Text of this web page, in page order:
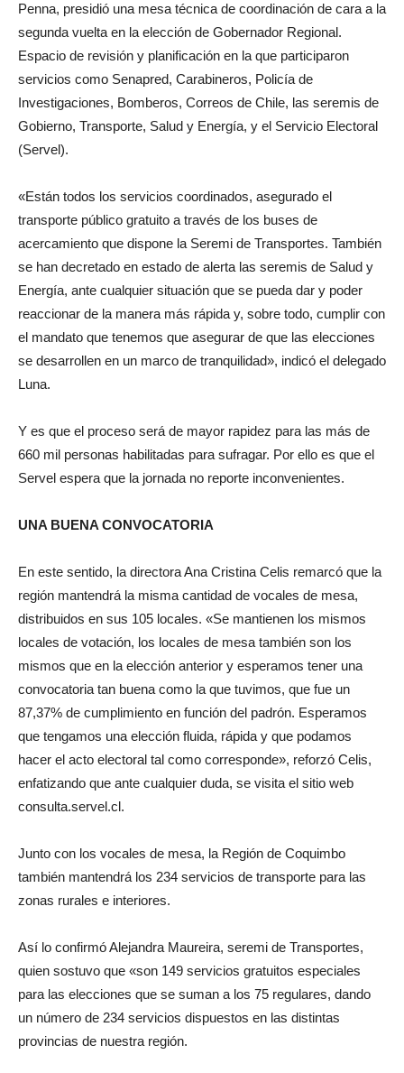
Penna, presidió una mesa técnica de coordinación de cara a la
segunda vuelta en la elección de Gobernador Regional.
Espacio de revisión y planificación en la que participaron
servicios como Senapred, Carabineros, Policía de
Investigaciones, Bomberos, Correos de Chile, las seremis de
Gobierno, Transporte, Salud y Energía, y el Servicio Electoral
(Servel).
«Están todos los servicios coordinados, asegurado el
transporte público gratuito a través de los buses de
acercamiento que dispone la Seremi de Transportes. También
se han decretado en estado de alerta las seremis de Salud y
Energía, ante cualquier situación que se pueda dar y poder
reaccionar de la manera más rápida y, sobre todo, cumplir con
el mandato que tenemos que asegurar de que las elecciones
se desarrollen en un marco de tranquilidad», indicó el delegado
Luna.
Y es que el proceso será de mayor rapidez para las más de
660 mil personas habilitadas para sufragar. Por ello es que el
Servel espera que la jornada no reporte inconvenientes.
UNA BUENA CONVOCATORIA
En este sentido, la directora Ana Cristina Celis remarcó que la
región mantendrá la misma cantidad de vocales de mesa,
distribuidos en sus 105 locales. «Se mantienen los mismos
locales de votación, los locales de mesa también son los
mismos que en la elección anterior y esperamos tener una
convocatoria tan buena como la que tuvimos, que fue un
87,37% de cumplimiento en función del padrón. Esperamos
que tengamos una elección fluida, rápida y que podamos
hacer el acto electoral tal como corresponde», reforzó Celis,
enfatizando que ante cualquier duda, se visita el sitio web
consulta.servel.cl.
Junto con los vocales de mesa, la Región de Coquimbo
también mantendrá los 234 servicios de transporte para las
zonas rurales e interiores.
Así lo confirmó Alejandra Maureira, seremi de Transportes,
quien sostuvo que «son 149 servicios gratuitos especiales
para las elecciones que se suman a los 75 regulares, dando
un número de 234 servicios dispuestos en las distintas
provincias de nuestra región.